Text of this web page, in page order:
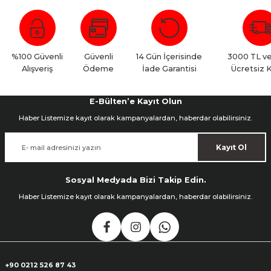
Bu ürüne ilk yorumu siz yapın!
Yorum Yaz
%100 Güvenli
Alışveriş
Güvenli
Ödeme
14 Gün İçerisinde
İade Garantisi
3000 TL
Ücretsiz
E-Bülten’e Kayıt Olun
Haber Listemize kayıt olarak kampanyalardan, haberdar olabilirsiniz.
Kayıt Ol
Sosyal Medyada Bizi Takip Edin.
Haber Listemize kayıt olarak kampanyalardan, haberdar olabilirsiniz.
+90 0212 526 87 43